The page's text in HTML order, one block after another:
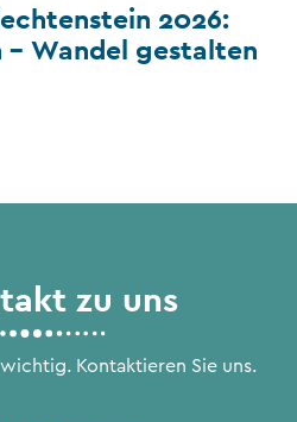
2026:
Wandel gestalten
zu uns
Kontaktieren Sie uns.